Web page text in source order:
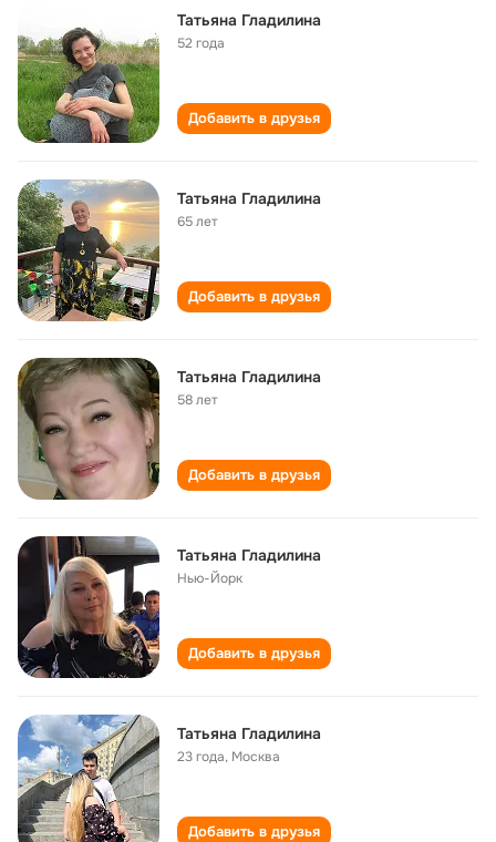
Татьяна Гладилина
52 года
Добавить в друзья
Татьяна Гладилина
65 лет
Добавить в друзья
Татьяна Гладилина
58 лет
Добавить в друзья
Татьяна Гладилина
Нью-Йорк
Добавить в друзья
Татьяна Гладилина
23 года, Москва
Добавить в друзья